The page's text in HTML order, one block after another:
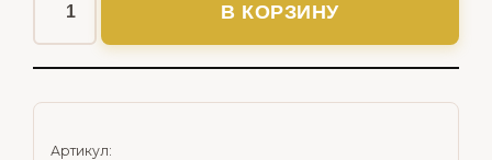
В КОРЗИНУ
Артикул: